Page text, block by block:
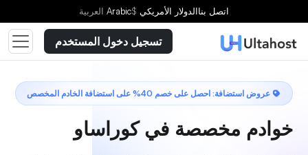
اتصل بناالدولار الأمريكي $
Arabic العربية
تسجيل دخول المستخدم
عروض استضافة: احصل على خصم 40% على استضافة الخادم المخصص
خوادم مخصصة في كوراساو